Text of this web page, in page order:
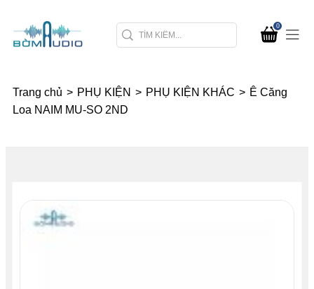
0
Trang chủ > PHỤ KIỆN > PHỤ KIỆN KHÁC > Ê Căng
Loa NAIM MU-SO 2ND